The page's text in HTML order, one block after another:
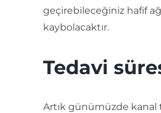
geçirebileceğiniz hafif
kaybolacaktır.
Tedavi
Artık günümüzde kanal